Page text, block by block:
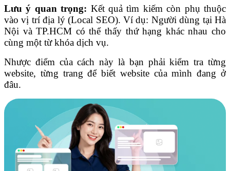
Lưu ý quan trọng: Kết quả tìm kiếm còn phụ thuộc
vào vị trí địa lý (Local SEO). Ví dụ: Người dùng tại Hà
Nội và TP.HCM có thể thấy thứ hạng khác nhau cho
cùng một từ khóa dịch vụ.
Nhược điểm của cách này là bạn phải kiểm tra từng
website, từng trang để biết website của mình đang ở
đâu.